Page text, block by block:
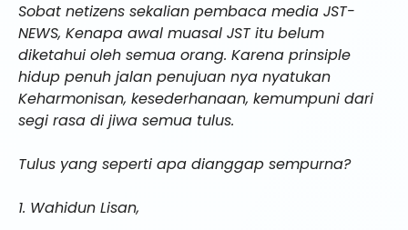
Sobat netizens sekalian pembaca media JST-
NEWS, Kenapa awal muasal JST itu belum
diketahui oleh semua orang. Karena prinsiple
hidup penuh jalan penujuan nya nyatukan
Keharmonisan, kesederhanaan, kemumpuni dari
segi rasa di jiwa semua tulus.
Tulus yang seperti apa dianggap sempurna?
1. Wahidun Lisan,